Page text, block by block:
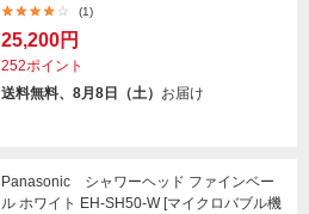
(1)
25,200円
252ポイント
送料無料、8月8日（土） お届け
Panasonic シャワーヘッド ファインベー
ル ホワイト EH-SH50-W [マイクロバブル機